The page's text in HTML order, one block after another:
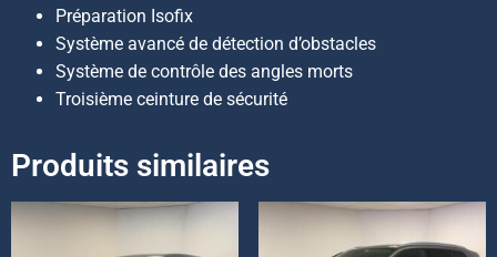
Préparation Isofix
Système avancé de détection d’obstacles
Système de contrôle des angles morts
Troisième ceinture de sécurité
Produits similaires